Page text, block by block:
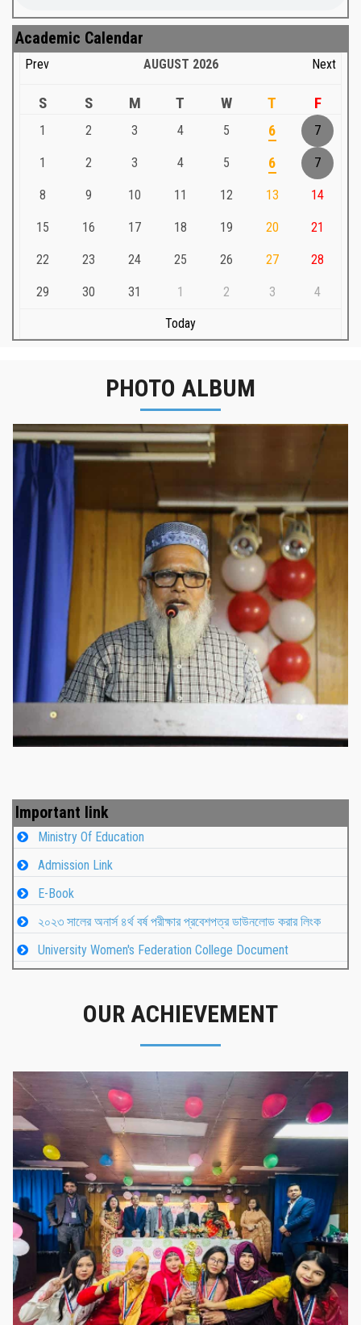
Academic Calendar
Prev AUGUST 2026 Next
S S M T W T F
1 2 3 4 5 6 7
1 2 3 4 5 6 7
8 9 10 11 12 13 14
15 16 17 18 19 20 21
22 23 24 25 26 27 28
29 30 31 1 2 3 4
Today
PHOTO ALBUM
নবীনবরণ - ২০২৫
Important link
Ministry Of Education
Admission Link
E-Book
২০২৩ সালের অনার্স ৪র্থ বর্ষ পরীক্ষার প্রবেশপত্র ডাউনলোড করার লিংক
University Women's Federation College Document
OUR ACHIEVEMENT
গৌরবের মুহূর্ত
গৌরবের মুহূর্ত